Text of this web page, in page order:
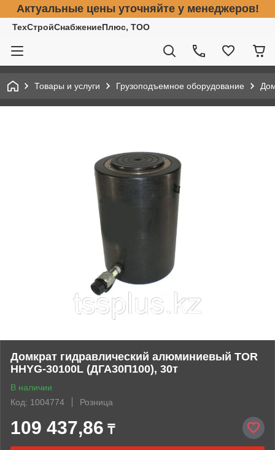
Актуальные цены уточняйте у менеджеров!
ТехСтройСнабжениеПлюс, ТОО
Товары и услуги Грузоподъемное оборудование
Домкрат гидравлический алюминиевый TOR
HHYG-30100L (ДГА30П100), 30т
В наличии
Код: 1004774
Розница
109 437,86 ₸